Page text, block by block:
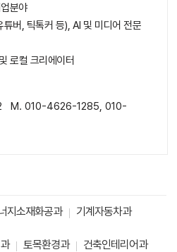
분야
버, 틱톡커 등), AI 및 미디어 전문
로컬 크리에이터
M. 010-4626-1285, 010-
지소재화공과 기계자동차과
토목환경과 건축인테리어과